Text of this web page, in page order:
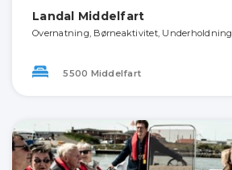
Landal Middelfart
Overnatning, Børneaktivitet, Underholdning
5500 Middelfart